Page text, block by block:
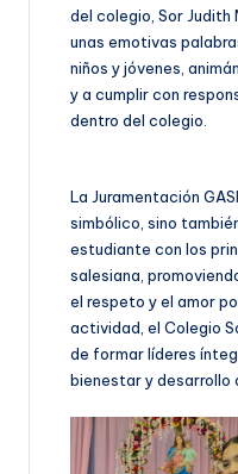
del colegio, Sor Judith
unas emotivas
niños y jóvenes,
y a cumplir con
dentro del colegio.
La Juramentación
simbólico, sino
estudiante con los
salesiana,
el respeto y el amor
actividad, el Colegio
de formar líderes
bienestar y desarrollo